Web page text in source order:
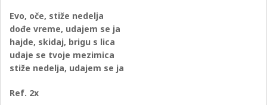
Evo, oče, stiže nedelja
dođe vreme, udajem se ja
hajde, skidaj, brigu s lica
udaje se tvoje mezimica
stiže nedelja, udajem se ja
Ref. 2x